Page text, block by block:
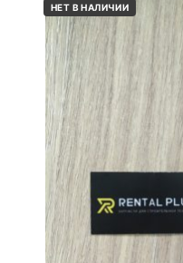
НЕТ В НАЛИЧИИ